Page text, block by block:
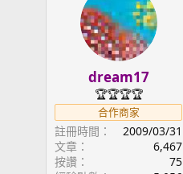
dream17
🏆🏆🏆🏆
合作商家
註冊時間
2009/03/31
文章
6,467
按讚
75